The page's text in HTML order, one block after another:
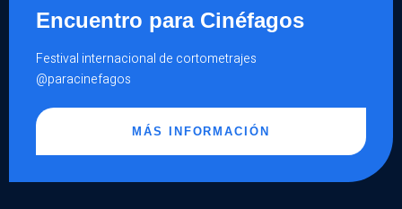
Encuentro para Cinéfagos
Festival internacional de cortometrajes
@paracinefagos
MÁS INFORMACIÓN